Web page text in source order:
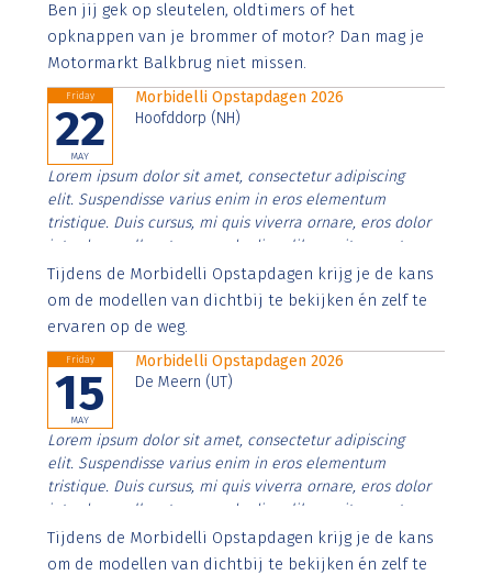
Aenean faucibus nibh et justo cursus id rutrum lorem
imperdiet. Nunc ut sem vitae risus tristique posuere.
Ben jij gek op sleutelen, oldtimers of het
opknappen van je brommer of motor? Dan mag je
Motormarkt Balkbrug niet missen.
Friday
22
MAY
Morbidelli Opstapdagen 2026
Hoofddorp (NH)
Lorem ipsum dolor sit amet, consectetur adipiscing
elit. Suspendisse varius enim in eros elementum
tristique. Duis cursus, mi quis viverra ornare, eros dolor
interdum nulla, ut commodo diam libero vitae erat.
Aenean faucibus nibh et justo cursus id rutrum lorem
imperdiet. Nunc ut sem vitae risus tristique posuere.
Tijdens de Morbidelli Opstapdagen krijg je de kans
om de modellen van dichtbij te bekijken én zelf te
ervaren op de weg.
Friday
15
MAY
Morbidelli Opstapdagen 2026
De Meern (UT)
Lorem ipsum dolor sit amet, consectetur adipiscing
elit. Suspendisse varius enim in eros elementum
tristique. Duis cursus, mi quis viverra ornare, eros dolor
interdum nulla, ut commodo diam libero vitae erat.
Aenean faucibus nibh et justo cursus id rutrum lorem
imperdiet. Nunc ut sem vitae risus tristique posuere.
Tijdens de Morbidelli Opstapdagen krijg je de kans
om de modellen van dichtbij te bekijken én zelf te